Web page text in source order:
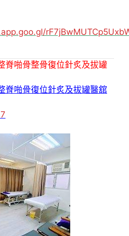
脊啪骨整骨復位針炙及拔罐
脊啪骨復位針炙及拔罐醫舘